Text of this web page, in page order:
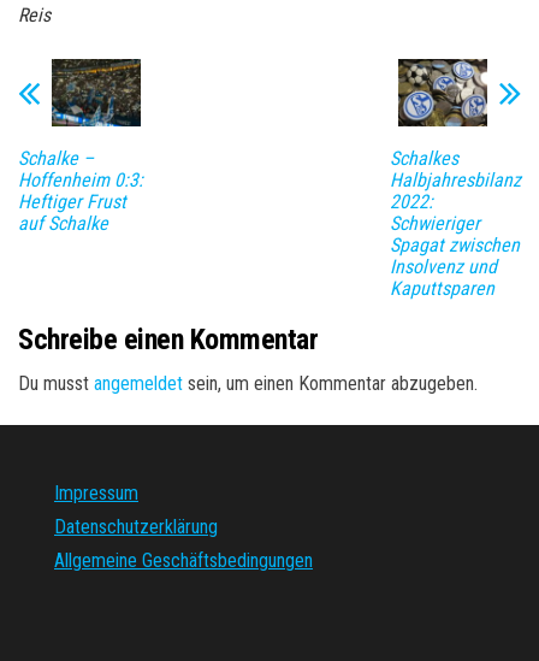
Reis
Schalke –
Hoffenheim 0:3:
Heftiger Frust
auf Schalke
Schalkes
Halbjahresbilanz
2022:
Schwieriger
Spagat zwischen
Insolvenz und
Kaputtsparen
Schreibe einen Kommentar
Du musst angemeldet sein, um einen Kommentar abzugeben.
Impressum
Datenschutzerklärung
Allgemeine Geschäftsbedingungen